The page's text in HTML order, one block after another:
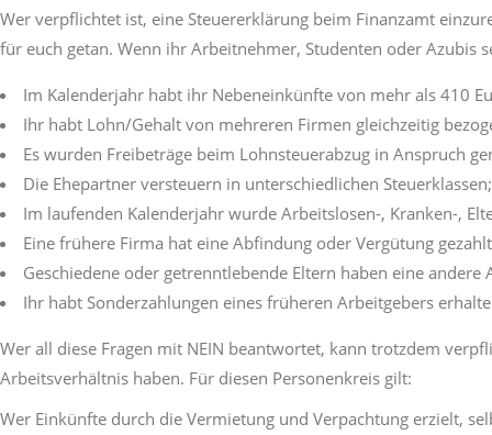
Wer verpflichtet ist, eine Steuererklärung beim Finanzamt
für euch getan. Wenn ihr Arbeitnehmer, Studenten oder Azubis
Im Kalenderjahr habt ihr Nebeneinkünfte von mehr als 410
Ihr habt Lohn/Gehalt von mehreren Firmen gleichzeitig
Es wurden Freibeträge beim Lohnsteuerabzug in Anspruch
Die Ehepartner versteuern in unterschiedlichen Steuerklassen;
Im laufenden Kalenderjahr wurde Arbeitslosen-, Kranken-,
Eine frühere Firma hat eine Abfindung oder Vergütung
Geschiedene oder getrenntlebende Eltern haben eine
Ihr habt Sonderzahlungen eines früheren Arbeitgebers
Wer all diese Fragen mit NEIN beantwortet, kann trotzdem
Arbeitsverhältnis haben. Für diesen Personenkreis gilt:
Wer Einkünfte durch die Vermietung und Verpachtung erzielt,